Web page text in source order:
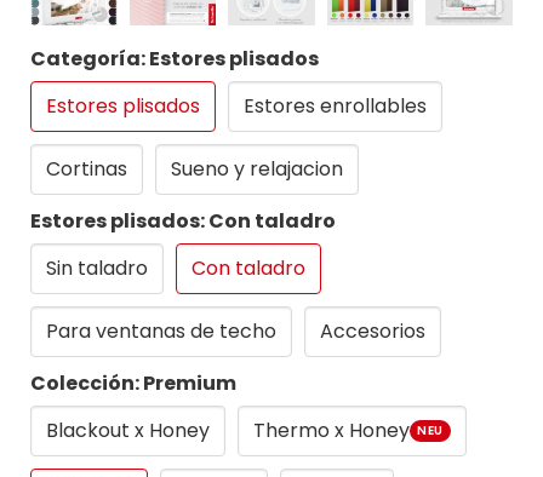
Categoría: Estores plisados
Estores plisados
Estores enrollables
Cortinas
Sueno y relajacion
Estores plisados: Con taladro
Sin taladro
Con taladro
Para ventanas de techo
Accesorios
Colección: Premium
Blackout x Honey
Thermo x Honey NEU